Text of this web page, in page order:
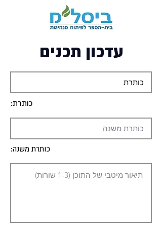
עדכון תכנים
כותרת:
כותרת משנה: